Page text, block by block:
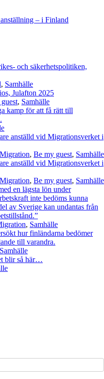
– i Finland
och säkerhetspolitiken,
, Samhälle
Julafton 2025
, Samhälle
kamp för att få rätt till
anställd vid Migrationsverket i
, Be my guest, Samhälle
anställd vid Migrationsverket i
, Be my guest, Samhälle
en lägsta lön under
inte bedöms kunna
av Sverige kan undantas från
, Samhälle
hur finländarna bedömer
till varandra.
Samhälle
blir så här…